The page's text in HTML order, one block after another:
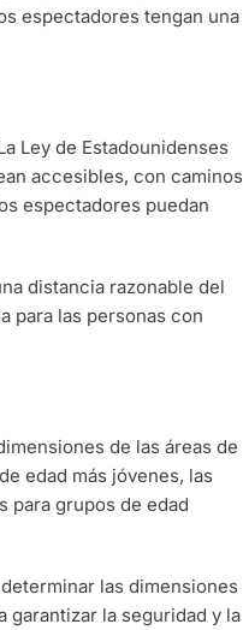
espectadores tengan una
Ley de Estadounidenses
accesibles, con caminos
espectadores puedan
distancia razonable del
para las personas con
de las áreas de
edad más jóvenes, las
para grupos de edad
las dimensiones
garantizar la seguridad y la